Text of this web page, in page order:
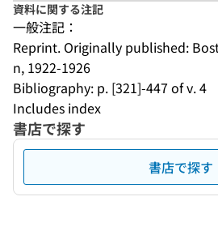
資料に関する注記
一般注記：
Reprint. Originally published:
n, 1922-1926
Bibliography: p. [321]-447 of v. 4
Includes index
書店で探す
書店で探す